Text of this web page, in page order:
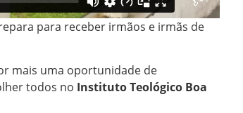
para receber irmãos e irmãs de
mais uma oportunidade de
todos no Instituto Teológico Boa